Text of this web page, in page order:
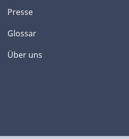
Presse
Glossar
Über uns